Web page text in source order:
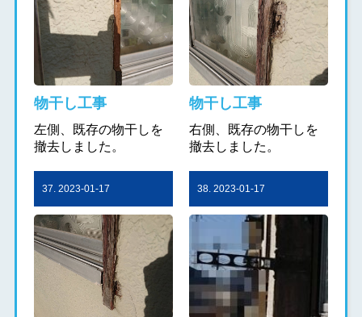
物干し工事
左側、既存の物干しを
撤去しました。
物干し工事
右側、既存の物干しを
撤去しました。
37. 2023-01-17 38. 2023-01-17